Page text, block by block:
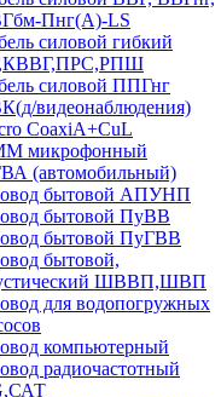
Пнг(А)-LS
силовой гибкий
силовой ППГнг
видеонаблюдения)
CoaxiA+CuL
микрофонный
(автомобильный)
бытовой АПУНП
бытовой ПуВВ
бытовой ПуГВВ
бытовой,
ШВВП,ШВП
для водопогружных
компьютерный
радиочастотный